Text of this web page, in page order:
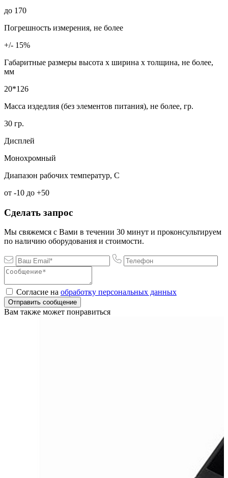
до 170
Погрешность измерения, не более
+/- 15%
Габаритные размеры высота х ширина х толщина, не более,
мм
20*126
Масса издедлия (без элементов питания), не более, гр.
30 гр.
Дисплей
Монохромный
Диапазон рабочих температур, С
от -10 до +50
Сделать запрос
Мы свяжемся с Вами в течении 30 минут и проконсультируем
по наличию оборудования и стоимости.
Согласие на обработку персональных данных
Отправить сообщение
Вам также может понравиться